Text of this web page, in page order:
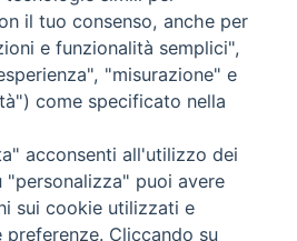
Digitale
Cartaceo
Copia Digitale
il tuo consenso, anche per
e funzionalità semplici",
"misurazione" e
come specificato nella
acconsenti all'utilizzo dei
"personalizza" puoi avere
sui cookie utilizzati e
preferenze. Cliccando su